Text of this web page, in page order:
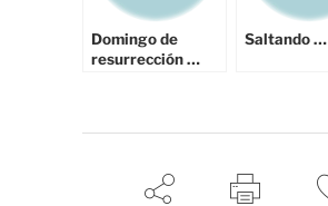
Domingo de
resurrección …
Saltando …